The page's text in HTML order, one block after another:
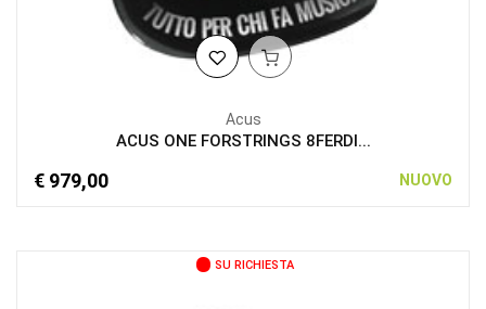
Acus
ACUS ONE FORSTRINGS 8FERDI...
€ 979,00 NUOVO
SU RICHIESTA